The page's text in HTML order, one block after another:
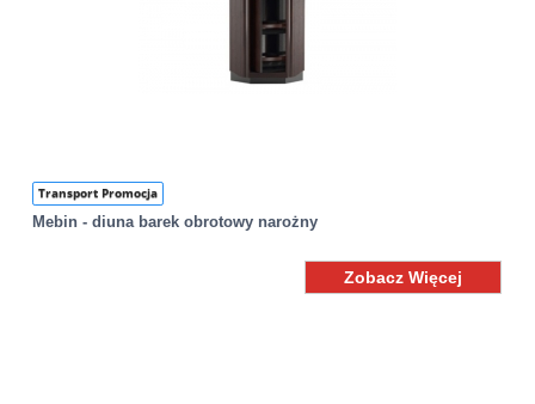
Transport Promocja
Mebin - diuna barek obrotowy narożny
Zobacz Więcej